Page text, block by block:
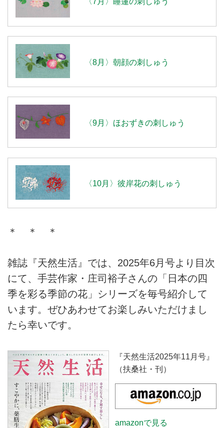
〈8月〉朝顔の刺しゅう
〈9月〉ほおずきの刺しゅう
〈10月〉彼岸花の刺しゅう
＊ ＊ ＊
雑誌『天然生活』では、2025年6月号より目次
にて、手芸作家・庄司裕子さんの「日本の四
季を彩る季節の花」シリーズを毎号紹介して
います。ぜひあわせてお楽しみいただけまし
たら幸いです。
『天然生活2025年11月号』
（扶桑社・刊）
amazonで見る